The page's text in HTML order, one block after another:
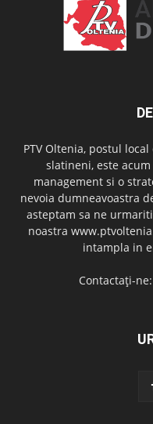
PTV Oltenia, postul
slatineni, este
management si o
nevoia dumneavoastra
asteptam sa ne
noastra
intampla in
Contactați-ne: